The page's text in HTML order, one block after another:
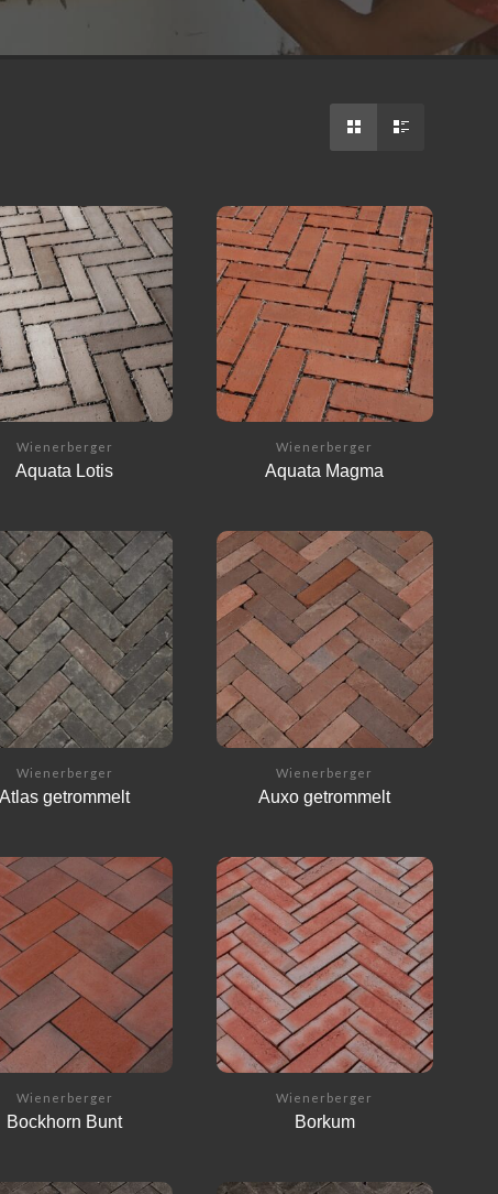
Wienerberger
Aquata Lotis
Wienerberger
Aquata Magma
Wienerberger
Atlas getrommelt
Wienerberger
Auxo getrommelt
Wienerberger
Bockhorn Bunt
Wienerberger
Borkum